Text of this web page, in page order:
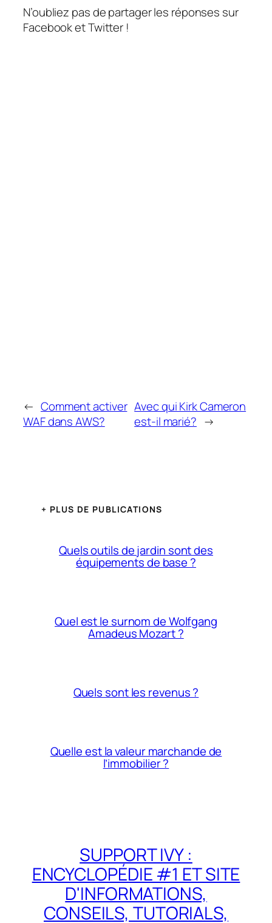
N’oubliez pas de partager les réponses sur
Facebook et Twitter !
← Comment activer
WAF dans AWS?
Avec qui Kirk Cameron
est-il marié? →
+ PLUS DE PUBLICATIONS
Quels outils de jardin sont des
équipements de base ?
Quel est le surnom de Wolfgang
Amadeus Mozart ?
Quels sont les revenus ?
Quelle est la valeur marchande de
l’immobilier ?
SUPPORT IVY :
ENCYCLOPÉDIE #1 ET SITE
D'INFORMATIONS,
CONSEILS, TUTORIALS,